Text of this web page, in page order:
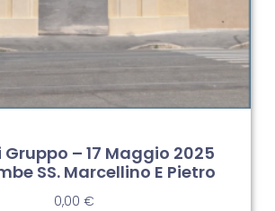
– 17 Maggio 2025
SS. Marcellino E Pietro
0,00 €